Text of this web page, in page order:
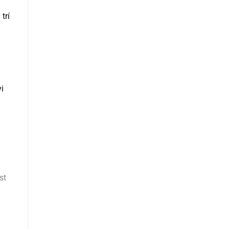
trí